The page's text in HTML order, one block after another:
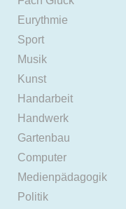
Eurythmie
Sport
Musik
Kunst
Handarbeit
Handwerk
Gartenbau
Computer
Medienpädagogik
Politik